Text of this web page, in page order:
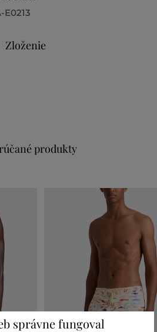
E0213
Zloženie
produkty
správne fungoval